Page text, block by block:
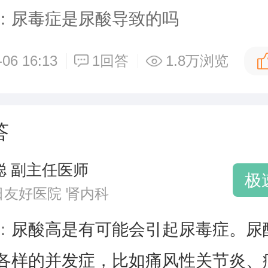
尿毒症是尿酸导致的吗
16:13 1回答 1.8万浏览
副主任医师
友好医院 肾内科
极
尿酸高是有可能会引起尿毒症。尿
样的并发症，比如痛风性关节炎、